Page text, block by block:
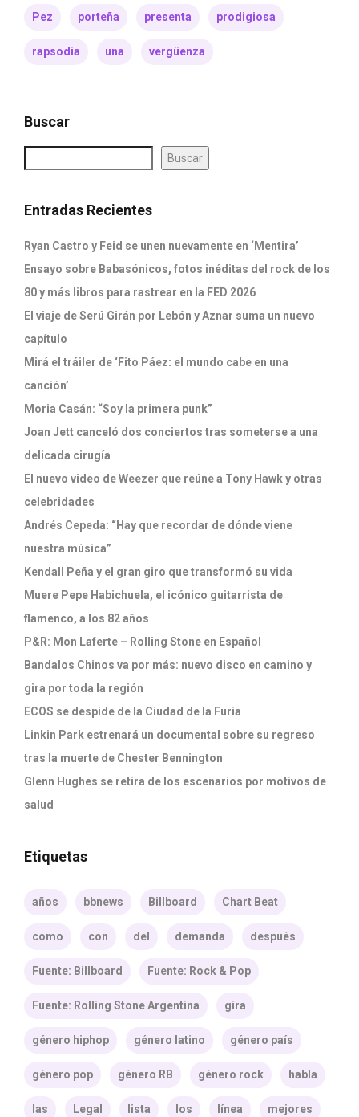
Pez porteña presenta prodigiosa
rapsodia una vergüenza
Buscar
Buscar
Entradas Recientes
Ryan Castro y Feid se unen nuevamente en ‘Mentira’
Ensayo sobre Babasónicos, fotos inéditas del rock de los
80 y más libros para rastrear en la FED 2026
El viaje de Serú Girán por Lebón y Aznar suma un nuevo
capítulo
Mirá el tráiler de ‘Fito Páez: el mundo cabe en una
canción’
Moria Casán: “Soy la primera punk”
Joan Jett canceló dos conciertos tras someterse a una
delicada cirugía
El nuevo video de Weezer que reúne a Tony Hawk y otras
celebridades
Andrés Cepeda: “Hay que recordar de dónde viene
nuestra música”
Kendall Peña y el gran giro que transformó su vida
Muere Pepe Habichuela, el icónico guitarrista de
flamenco, a los 82 años
P&R: Mon Laferte – Rolling Stone en Español
Bandalos Chinos va por más: nuevo disco en camino y
gira por toda la región
ECOS se despide de la Ciudad de la Furia
Linkin Park estrenará un documental sobre su regreso
tras la muerte de Chester Bennington
Glenn Hughes se retira de los escenarios por motivos de
salud
Etiquetas
años bbnews Billboard Chart Beat
como con del demanda después
Fuente: Billboard Fuente: Rock & Pop
Fuente: Rolling Stone Argentina gira
género hiphop género latino género país
género pop género RB género rock habla
las Legal lista los línea mejores